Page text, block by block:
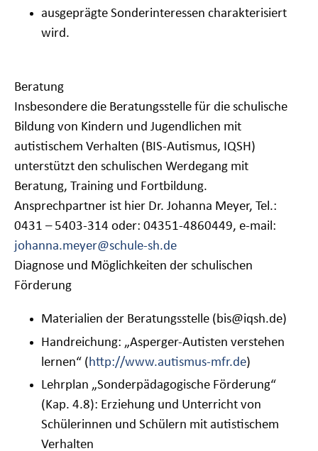
ausgeprägte Sonderinteressen charakterisiert
wird.
Beratung
Insbesondere die Beratungsstelle für die schulische
Bildung von Kindern und Jugendlichen mit
autistischem Verhalten (BIS-Autismus, IQSH)
unterstützt den schulischen Werdegang mit
Beratung, Training und Fortbildung.
Ansprechpartner ist hier Dr. Johanna Meyer, Tel.:
0431 – 5403-314 oder: 04351-4860449, e-mail:
johanna.meyer@schule-sh.de
Diagnose und Möglichkeiten der schulischen
Förderung
Materialien der Beratungsstelle (bis@iqsh.de)
Handreichung: „Asperger-Autisten verstehen
lernen“ ( http://www.autismus-mfr.de)
Lehrplan „Sonderpädagogische Förderung“
(Kap. 4.8): Erziehung und Unterricht von
Schülerinnen und Schülern mit autistischem
Verhalten